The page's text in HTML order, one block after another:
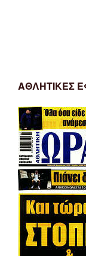
ΑΘΛΗΤΙΚΕΣ